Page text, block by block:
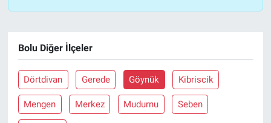
Bolu Diğer İlçeler
Dörtdivan Gerede Göynük Kibriscik
Mengen Merkez Mudurnu Seben